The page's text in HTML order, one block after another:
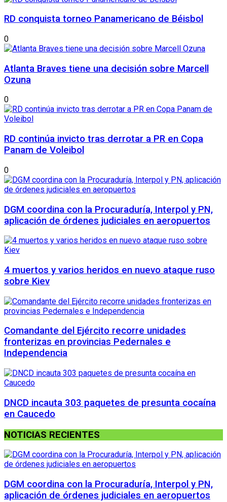
RD conquista torneo Panamericano de Béisbol
0
Atlanta Braves tiene una decisión sobre Marcell
Ozuna
0
RD continúa invicto tras derrotar a PR en Copa
Panam de Voleibol
0
DGM coordina con la Procuraduría, Interpol y PN,
aplicación de órdenes judiciales en aeropuertos
4 muertos y varios heridos en nuevo ataque ruso
sobre Kiev
Comandante del Ejército recorre unidades
fronterizas en provincias Pedernales e
Independencia
DNCD incauta 303 paquetes de presunta cocaína
en Caucedo
NOTICIAS RECIENTES
DGM coordina con la Procuraduría, Interpol y PN,
aplicación de órdenes judiciales en aeropuertos